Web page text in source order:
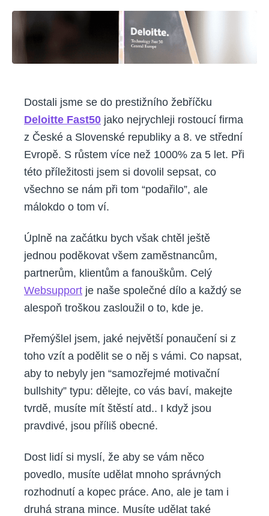
Dostali jsme se do prestižního žebříčku
Deloitte Fast50 jako nejrychleji rostoucí firma
z České a Slovenské republiky a 8. ve střední
Evropě. S růstem více než 1000% za 5 let. Při
této příležitosti jsem si dovolil sepsat, co
všechno se nám při tom “podařilo”, ale
málokdo o tom ví.
Úplně na začátku bych však chtěl ještě
jednou poděkovat všem zaměstnancům,
partnerům, klientům a fanouškům. Celý
Websupport je naše společné dílo a každý se
alespoň troškou zasloužil o to, kde je.
Přemýšlel jsem, jaké největší ponaučení si z
toho vzít a podělit se o něj s vámi. Co napsat,
aby to nebyly jen “samozřejmé motivační
bullshity” typu: dělejte, co vás baví, makejte
tvrdě, musíte mít štěstí atd.. I když jsou
pravdivé, jsou příliš obecné.
Dost lidí si myslí, že aby se vám něco
povedlo, musíte udělat mnoho správných
rozhodnutí a kopec práce. Ano, ale je tam i
druhá strana mince. Musíte udělat také